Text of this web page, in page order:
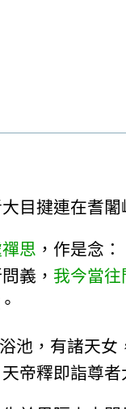
目揵連在耆闍
禪思 ，作是念
義， 我今當往
池，有諸天女
帝釋即詣尊